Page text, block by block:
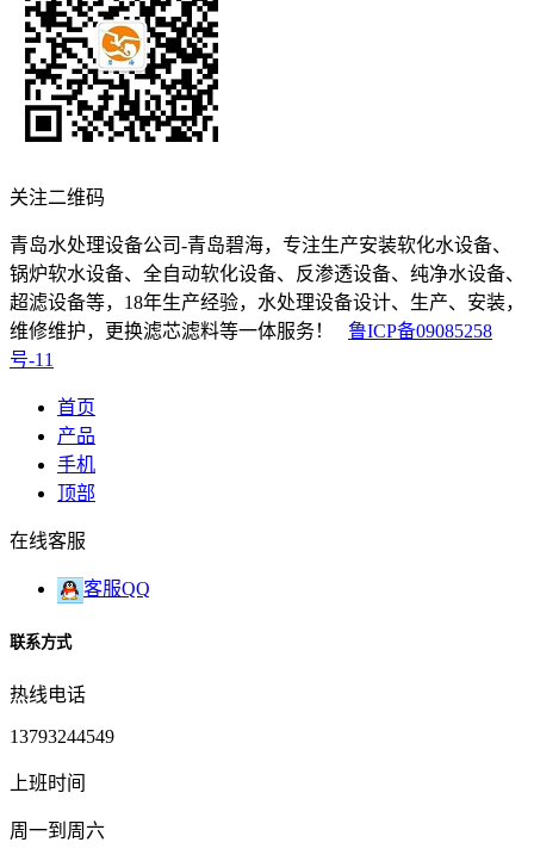
关注二维码
青岛水处理设备公司-青岛碧海，专注生产安装软化水设备、
锅炉软水设备、全自动软化设备、反渗透设备、纯净水设备、
超滤设备等，18年生产经验，水处理设备设计、生产、安装，
维修维护，更换滤芯滤料等一体服务！ 鲁ICP备09085258
号-11
首页
产品
手机
顶部
在线客服
客服QQ
联系方式
热线电话
13793244549
上班时间
周一到周六